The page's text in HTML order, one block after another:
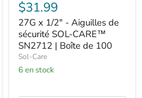
$31.99
27G x 1/2" - Aiguilles de
sécurité SOL-CARE™
SN2712 | Boîte de 100
Sol-Care
6 en stock